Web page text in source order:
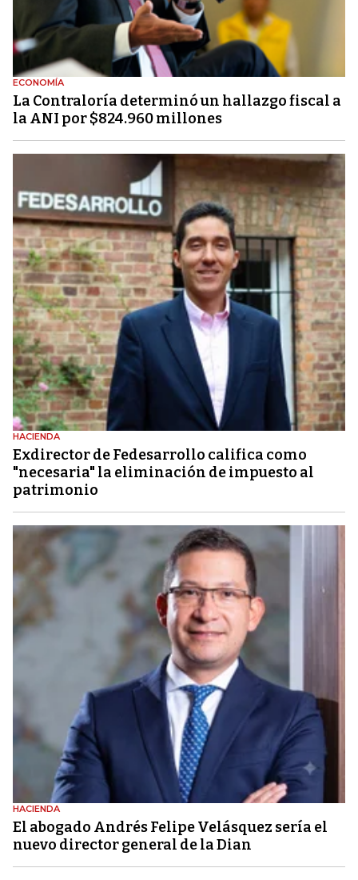
ECONOMÍA
La Contraloría determinó un hallazgo fiscal a
la ANI por $824.960 millones
HACIENDA
Exdirector de Fedesarrollo califica como
"necesaria" la eliminación de impuesto al
patrimonio
HACIENDA
El abogado Andrés Felipe Velásquez sería el
nuevo director general de la Dian